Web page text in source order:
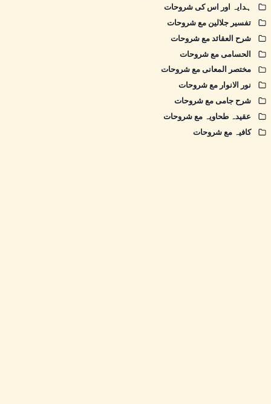
ہدایہ اور اس کی شروحات
تفسیر جلالین مع شروحات
شرح العقائد مع شروحات
الحسامی مع شروحات
مختصر المعانی مع شروحات
نور الانوار مع شروحات
شرح جامی مع شروحات
عقیدہ طحاویہ مع شروحات
کافیہ مع شروحات